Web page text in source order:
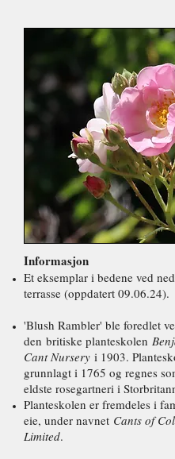
Informasjon
Et eksemplar i bedene ved
terrasse (oppdatert 09.06.24).
'Blush Rambler' ble foredlet
den britiske planteskolen
Cant Nursery i 1903.
grunnlagt i 1765 og regnes
eldste rosegartneri i
Planteskolen er fremdeles i
eie, under navnet Cants of
Limited.